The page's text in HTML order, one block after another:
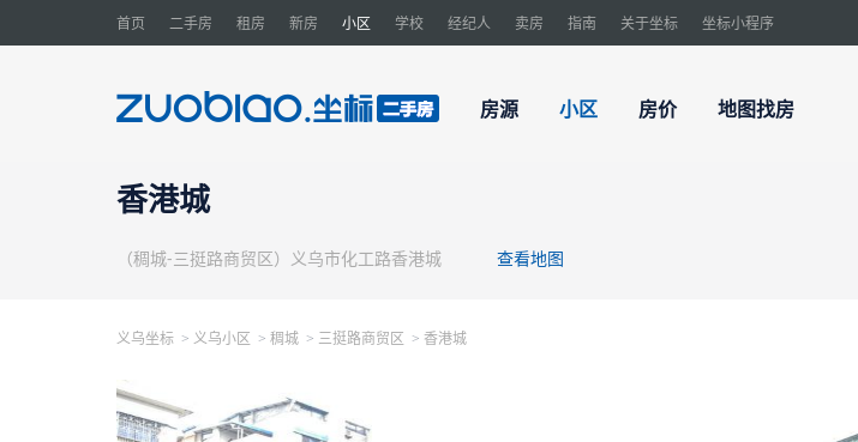
首页 二手房 租房 新房 小区 学校 经纪人 卖房 指南 关于坐标 坐标小程序
房源 小区 房价 地图找房
香港城
（稠城-三挺路商贸区）义乌市化工路香港城 查看地图
义乌坐标 > 义乌小区 > 稠城 > 三挺路商贸区 > 香港城